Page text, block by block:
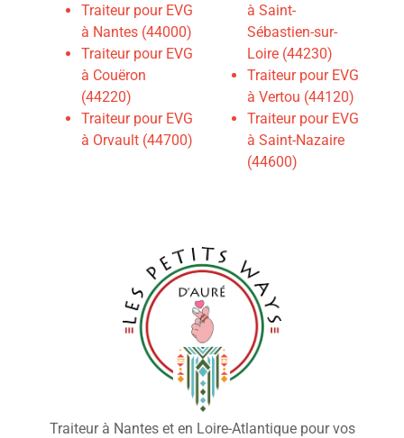
Traiteur pour EVG
à Nantes (44000)
Traiteur pour EVG
à Couëron
(44220)
Traiteur pour EVG
à Orvault (44700)
à Saint-
Sébastien-sur-
Loire (44230)
Traiteur pour EVG
à Vertou (44120)
Traiteur pour EVG
à Saint-Nazaire
(44600)
Traiteur à Nantes et en Loire-Atlantique pour vos